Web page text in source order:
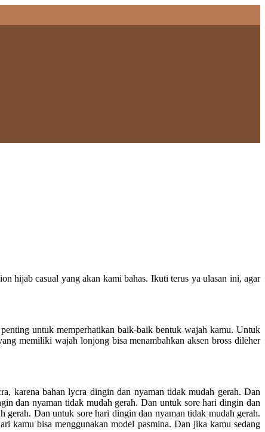
hijab casual yang akan kami bahas. Ikuti terus ya ulasan ini, agar
untuk memperhatikan baik-baik bentuk wajah kamu. Untuk
memiliki wajah lonjong bisa menambahkan aksen bross dileher
karena bahan lycra dingin dan nyaman tidak mudah gerah. Dan
dan nyaman tidak mudah gerah. Dan untuk sore hari dingin dan
Dan untuk sore hari dingin dan nyaman tidak mudah gerah.
kamu bisa menggunakan model pasmina. Dan jika kamu sedang